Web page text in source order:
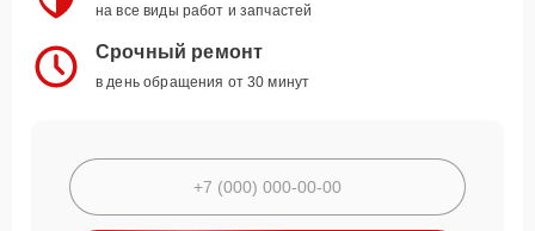
на все виды работ и запчастей
Срочный ремонт
в день обращения от 30 минут